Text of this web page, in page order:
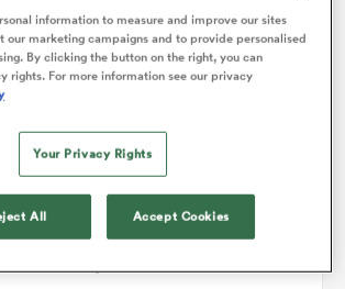
Courses avec ballon
146
Franchissements
Turnovers gagnés
information to measure and improve our sites
our marketing campaigns and to provide personalised
By clicking the button on the right, you can
rights. For more information see our privacy
Your Privacy Rights
All Accept Cookies